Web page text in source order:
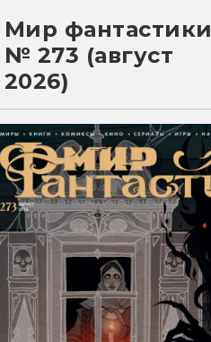
Мир фантастики
№ 273 (август
2026)